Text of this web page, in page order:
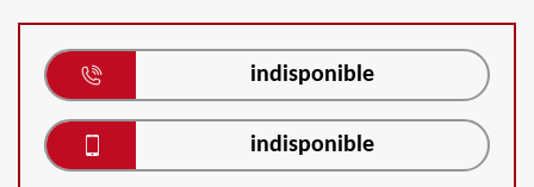
indisponible
indisponible